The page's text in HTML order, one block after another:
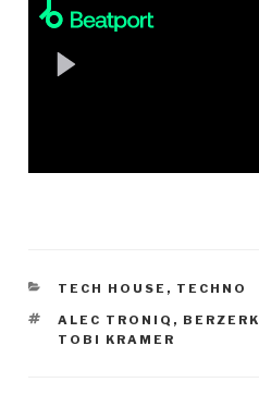
KATEGORIEN
TECH HOUSE , TECHNO
SCHLAGWÖRTER
ALEC TRONIQ , BERZERK
TOBI KRAMER